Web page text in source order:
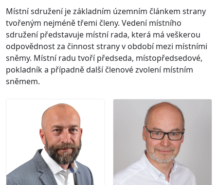
Místní sdružení je základním územním článkem strany
tvořeným nejméně třemi členy. Vedení místního
sdružení představuje místní rada, která má veškerou
odpovědnost za činnost strany v období mezi místními
sněmy. Místní radu tvoří předseda, místopředsedové,
pokladník a případně další členové zvolení místním
sněmem.